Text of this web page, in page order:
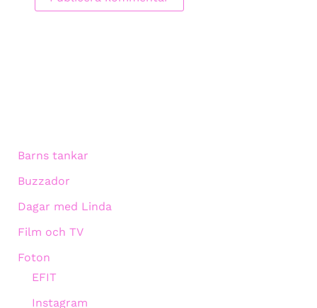
Barns tankar
Buzzador
Dagar med Linda
Film och TV
Foton
EFIT
Instagram